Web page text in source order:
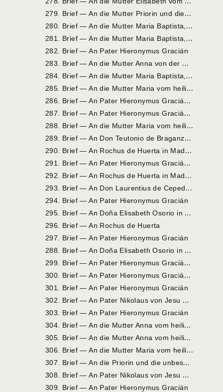
2
79. Brief — An die Mutter Priorin und die unbeschuhten Nonnen des Klosters zu Valladolid
2
80. Brief — An die Mutter Maria Baptista, Priorin in Valladolid
2
81. Brief — An die Mutter Maria Baptista, Priorin in Valladolid
282. Brief — An Pater Hieronymus Gracián
2
83. Brief — An die Mutter Anna von der Menschwerdung, Priorin in Salamanka
2
84. Brief — An die Mutter Maria Baptista, Priorin in Valladolid
2
85. Brief — An die Mutter Maria vom heiligen Joseph in Sevilla
2
86. Brief — An Pater Hieronymus Gracián in Alcalá
2
87. Brief — An Pater Hieronymus Gracián in Alcalá
2
88. Brief — An die Mutter Maria vom heiligen Joseph, Priorin in Sevilla
2
89. Brief — An Don Teutonio de Braganza, Erzbischof von Ebora
2
90. Brief — An Rochus de Huerta in Madrid
2
91. Brief — An Pater Hieronymus Gracián in Alcalá
2
92. Brief — An Rochus de Huerta in Madrid
2
93. Brief — An Don Laurentius de Cepeda in Ávila
294. Brief — An Pater Hieronymus Gracián
2
95. Brief — An Doña Elisabeth Osorio in Madrid
296. Brief — An Rochus de Huerta
297. Brief — An Pater Hieronymus Gracián
2
88. Brief — An Doña Elisabeth Osorio in Madrid
2
99. Brief — An Pater Hieronymus Gracián in Alcalá
3
00. Brief — An Pater Hieronymus Gracián in Alcalá
301. Brief — An Pater Hieronymus Gracián
3
02. Brief — An Pater Nikolaus von Jesu Maria (Doria) in Sevilla
303. Brief — An Pater Hieronymus Gracián
3
04. Brief — An die Mutter Anna vom heiligen Albert, Priorin in Caravaca
3
05. Brief — An die Mutter Anna vom heiligen Albert, Priorin in Caravaca
3
06. Brief — An die Mutter Maria vom heiligen Joseph, Priorin in Sevilla
3
07. Brief — An die Priorin und die unbeschuhten Karmelitinnen zu Sevilla
3
08. Brief — An Pater Nikolaus von Jesu Maria in Sevilla
309. Brief — An Pater Hieronymus Gracián